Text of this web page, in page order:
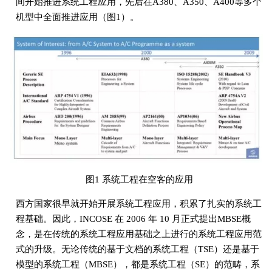
机型中全面推进应用（图1）。
图1 系统工程在空客的应用
西方国家很早就开始开展系统工程应用，积累了扎实的系统工
程基础。因此，INCOSE 在 2006 年 10 月正式提出MBSE概
念，是在传统的系统工程应用基础之上进行的系统工程应用范
式的升级。无论传统的基于文档的系统工程（TSE）还是基于
模型的系统工程（MBSE），都是系统工程（SE）的范畴，系